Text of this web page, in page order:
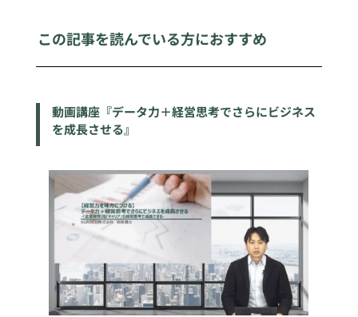
この記事を読んでいる方におすすめ
動画講座『データ力＋経営思考でさらにビジネス
を成長させる』